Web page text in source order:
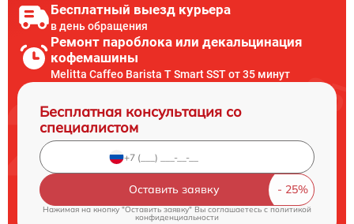
Бесплатный выезд курьера
в день обращения
Ремонт пароблока или декальцинация
кофемашины
Melitta Caffeo Barista T Smart SST от 35 минут
Бесплатная консультация со
специалистом
Оставить заявку
Нажимая на кнопку "Оставить заявку" Вы соглашаетесь cполитикой
конфиденциальности